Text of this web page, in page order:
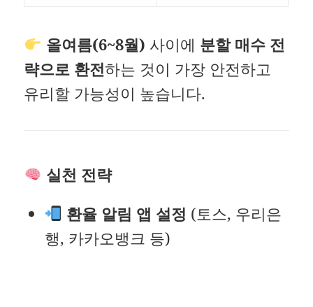
올여름(6~8월) 사이에 분할 매수 전
략으로 환전하는 것이 가장 안전하고
유리할 가능성이 높습니다.
실천 전략
환율 알림 앱 설정 (토스, 우리은
행, 카카오뱅크 등)